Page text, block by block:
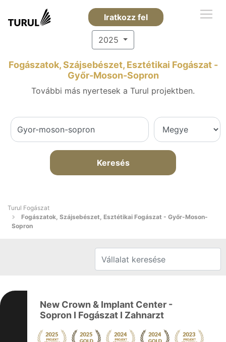
Iratkozz fel
2025
Fogászatok, Szájsebészet, Esztétikai Fogászat -
Győr-Moson-Sopron
További más nyertesek a Turul projektben.
Keresés
Turul Fogászat
Fogászatok, Szájsebészet, Esztétikai Fogászat - Győr-Moson-
Sopron
New Crown & Implant Center -
Sopron I Fogászat I Zahnarzt